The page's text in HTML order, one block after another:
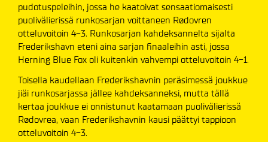
pudotuspeleihin, jossa he kaatoivat sensaatiomaisesti
puolivälierissä runkosarjan voittaneen Rødovren
otteluvoitoin 4-3. Runkosarjan kahdeksannelta sijalta
Frederikshavn eteni aina sarjan finaaleihin asti, jossa
Herning Blue Fox oli kuitenkin vahvempi otteluvoitoin 4-1.
Toisella kaudellaan Frederikshavnin peräsimessä joukkue
jiäi runkosarjassa jällee kahdeksanneksi, mutta tällä
kertaa joukkue ei onnistunut kaatamaan puolivälierissä
Rødovrea, vaan Frederikshavnin kausi päättyi tappioon
otteluvoitoin 4-3.